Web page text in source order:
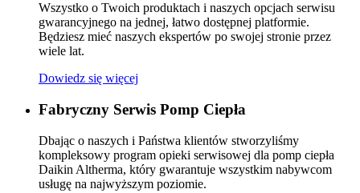
Wszystko o Twoich produktach i naszych opcjach serwisu
gwarancyjnego na jednej, łatwo dostępnej platformie.
Będziesz mieć naszych ekspertów po swojej stronie przez
wiele lat.
Dowiedz się więcej
Fabryczny Serwis Pomp Ciepła
Dbając o naszych i Państwa klientów stworzyliśmy
kompleksowy program opieki serwisowej dla pomp ciepła
Daikin Altherma, który gwarantuje wszystkim nabywcom
usługę na najwyższym poziomie.